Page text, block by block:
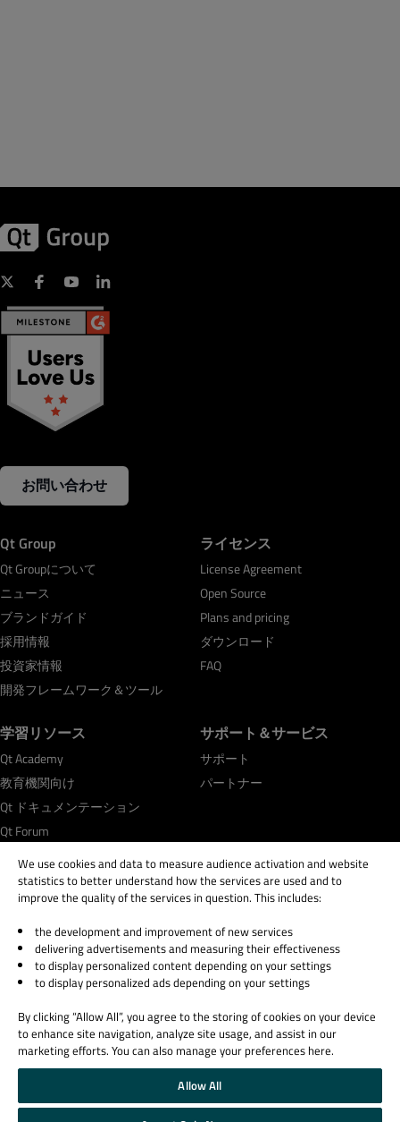
お問い合わせ
Qt Group
Qt Groupについて
ニュース
ブランドガイド
採用情報
投資家情報
開発フレームワーク＆ツール
ライセンス
License Agreement
Open Source
Plans and pricing
ダウンロード
FAQ
学習リソース
Qt Academy
教育機関向け
Qt ドキュメンテーション
Qt Forum
サポート＆サービス
サポート
パートナー
© 2026 The Qt Company
Legal Notice
Privacy and Cookie Policy
Trust Center
Cookie Settings
Email Preferences
Qt Group includes The Qt Company Oy and its global subsidiaries and affiliates.
We use cookies and data to measure audience activation and website
statistics to better understand how the services are used and to
improve the quality of the services in question. This includes:
the development and improvement of new services
delivering advertisements and measuring their effectiveness
to display personalized content depending on your settings
to display personalized ads depending on your settings
By clicking “Allow All”, you agree to the storing of cookies on your device
to enhance site navigation, analyze site usage, and assist in our
marketing efforts. You can also manage your preferences here.
Allow All